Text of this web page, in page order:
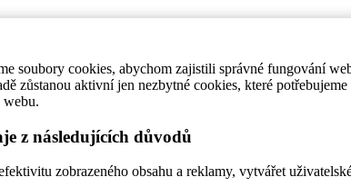
soubory cookies, abychom zajistili správné fungování
zůstanou aktivní jen nezbytné cookies, které
webu.
z následujících důvodů
zobrazeného obsahu a reklamy, vytvářet